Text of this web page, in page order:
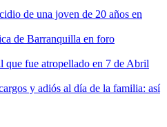
de una joven de 20 años en
de Barranquilla en foro
fue atropellado en 7 de Abril
y adiós al día de la familia: así